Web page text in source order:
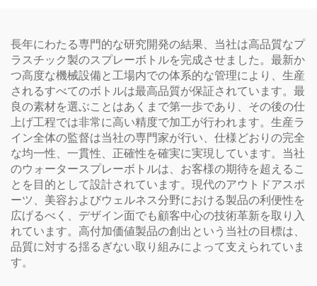
長年にわたる専門的な研究開発の結果、当社は高品質なプ
ラスチック製のスプレーボトルを完成させました。最新か
つ高度な機械設備と工場内での体系的な管理により、生産
されるすべてのボトルは最高品質が保証されています。最
良の素材を選ぶことはあくまで第一歩であり、その後の仕
上げ工程では非常に高い精度で加工が行われます。生産ラ
イン全体の監督は当社の専門家が行い、仕様どおりの完全
な均一性、一貫性、正確性を確実に実現しています。当社
のウォータースプレーボトルは、お客様の期待を超えるこ
とを目的として設計されています。現代のアウトドアスポ
ーツ、美容およびウェルネス分野における製品の利便性を
広げるべく、デザイン面でも顧客中心の技術革新を取り入
れています。高付加価値製品の創出という当社の目標は、
品質に対する揺るぎない取り組みによって支えられていま
す。